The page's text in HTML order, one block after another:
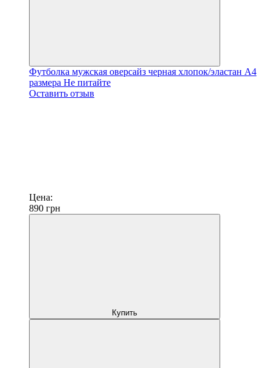
Футболка мужская оверсайз черная хлопок/эластан А4
размера Не питайте
Оставить отзыв
Цена:
890 грн
Купить